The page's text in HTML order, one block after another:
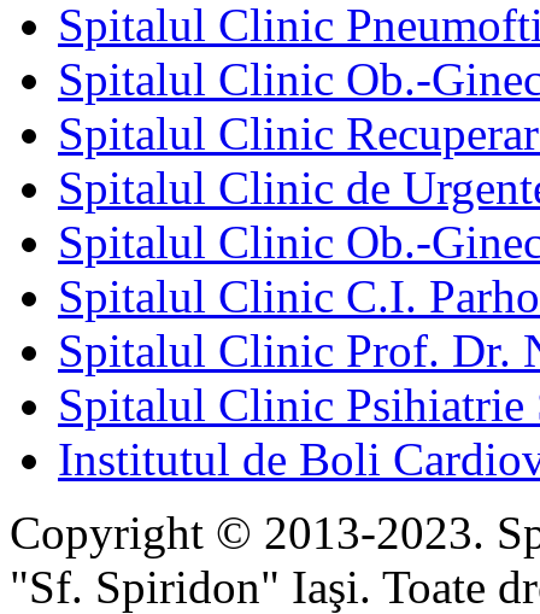
Spitalul Clinic
Spitalul Clinic Ob.-
Spitalul Clinic
Spitalul Clinic de
Spitalul Clinic Ob.-
Spitalul Clinic C.I.
Spitalul Clinic Prof. Dr.
Spitalul Clinic Psihiatrie
Institutul de Boli
Copyright © 2013-2023.
"Sf. Spiridon" Iaşi. Toate